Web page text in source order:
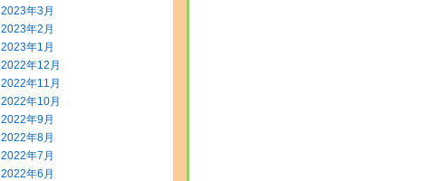
2023年3月
2023年2月
2023年1月
2022年12月
2022年11月
2022年10月
2022年9月
2022年8月
2022年7月
2022年6月